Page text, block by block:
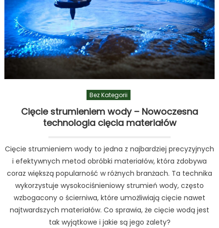
Bez Kategorii
Cięcie strumieniem wody – Nowoczesna
technologia cięcia materiałów
Cięcie strumieniem wody to jedna z najbardziej precyzyjnych
i efektywnych metod obróbki materiałów, która zdobywa
coraz większą popularność w różnych branżach. Ta technika
wykorzystuje wysokociśnieniowy strumień wody, często
wzbogacony o ścierniwa, które umożliwiają cięcie nawet
najtwardszych materiałów. Co sprawia, że cięcie wodą jest
tak wyjątkowe i jakie są jego zalety?